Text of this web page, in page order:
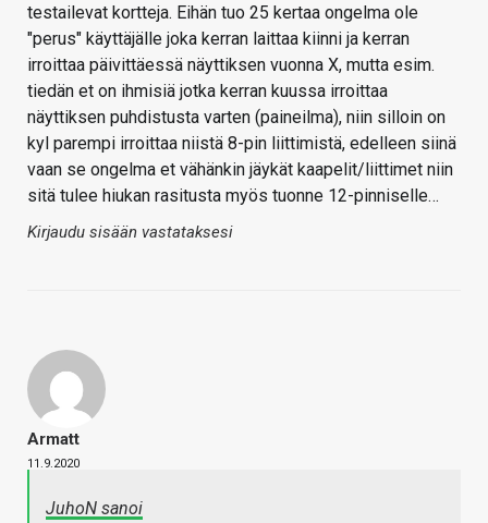
testailevat kortteja. Eihän tuo 25 kertaa ongelma ole
"perus" käyttäjälle joka kerran laittaa kiinni ja kerran
irroittaa päivittäessä näyttiksen vuonna X, mutta esim.
tiedän et on ihmisiä jotka kerran kuussa irroittaa
näyttiksen puhdistusta varten (paineilma), niin silloin on
kyl parempi irroittaa niistä 8-pin liittimistä, edelleen siinä
vaan se ongelma et vähänkin jäykät kaapelit/liittimet niin
sitä tulee hiukan rasitusta myös tuonne 12-pinniselle…
Kirjaudu sisään vastataksesi
Armatt
11.9.2020
JuhoN sanoi